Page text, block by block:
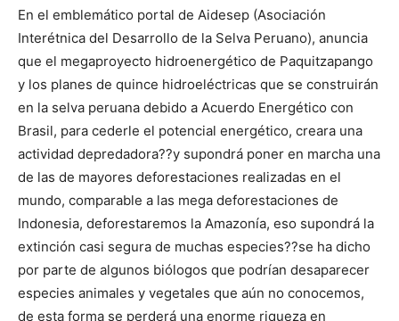
En el emblemático portal de Aidesep (Asociación
Interétnica del Desarrollo de la Selva Peruano), anuncia
que el megaproyecto hidroenergético de Paquitzapango
y los planes de quince hidroeléctricas que se construirán
en la selva peruana debido a Acuerdo Energético con
Brasil, para cederle el potencial energético, creara una
actividad depredadora??y supondrá poner en marcha una
de las de mayores deforestaciones realizadas en el
mundo, comparable a las mega deforestaciones de
Indonesia, deforestaremos la Amazonía, eso supondrá la
extinción casi segura de muchas especies??se ha dicho
por parte de algunos biólogos que podrían desaparecer
especies animales y vegetales que aún no conocemos,
de esta forma se perderá una enorme riqueza en